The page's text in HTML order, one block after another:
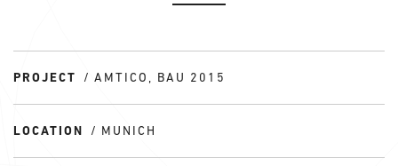
PROJECT AMTICO, BAU 2015
LOCATION MUNICH